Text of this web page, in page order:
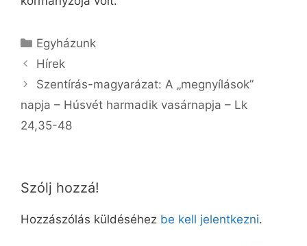
Kategória
Egyházunk
Hírek
Szentírás-magyarázat: A „megnyílások”
napja – Húsvét harmadik vasárnapja – Lk
24,35-48
Szólj hozzá!
Hozzászólás küldéséhez be kell jelentkezni.